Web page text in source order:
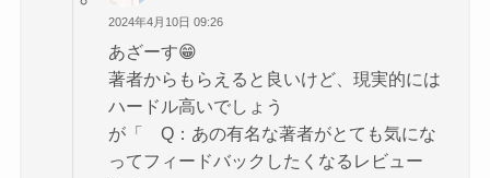
2024年4月10日 09:26
あざーす😁
著者からもらえると良いけど、現実的には
ハードル高いでしょう
が「 Q：あの有名な著者がとても気にな
ってフィードバックしたくなるレビュー